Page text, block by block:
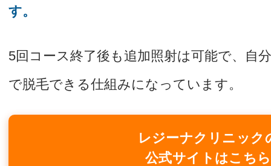
す。
5回コース終了後も追加照射は可能で、自
で脱毛できる仕組みになっています。
レジーナクリニック
公式サイトはこちら